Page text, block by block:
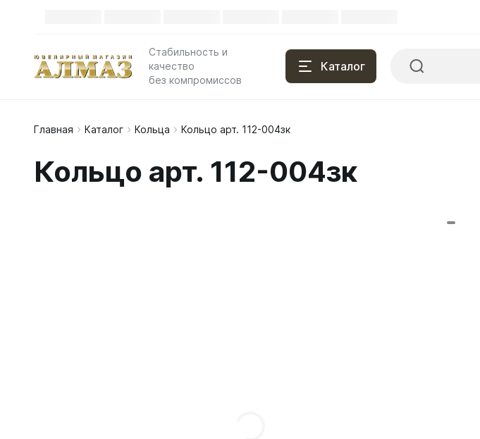
Стабильность и
качество
без компромиссов
Каталог
Главная Каталог Кольца Кольцо арт. 112-004зк
Кольцо арт. 112-004зк